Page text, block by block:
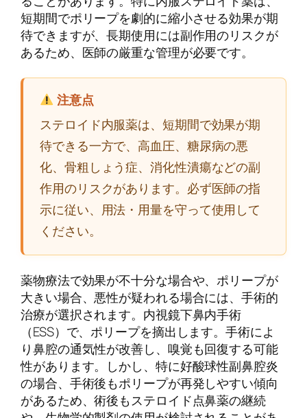
短期間でポリープを劇的に縮小させる効果が期
待できますが、長期使用には副作用のリスクが
あるため、医師の厳重な管理が必要です。
注意点
ステロイド内服薬は、短期間で効果が期
待できる一方で、高血圧、糖尿病の悪
化、骨粗しょう症、消化性潰瘍などの副
作用のリスクがあります。必ず医師の指
示に従い、用法・用量を守って使用して
ください。
薬物療法で効果が不十分な場合や、ポリープが
大きい場合、悪性が疑われる場合には、手術的
治療が選択されます。内視鏡下鼻内手術
（ESS）で、ポリープを摘出します。手術によ
り鼻腔の通気性が改善し、嗅覚も回復する可能
性があります。しかし、特に好酸球性副鼻腔炎
の場合、手術後もポリープが再発しやすい傾向
があるため、術後もステロイド点鼻薬の継続